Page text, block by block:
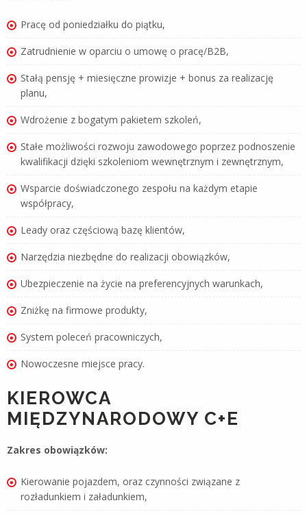
Pracę od poniedziałku do piątku,
Zatrudnienie w oparciu o umowę o pracę/B2B,
Stałą pensję + miesięczne prowizje + bonus za realizację
planu,
Wdrożenie z bogatym pakietem szkoleń,
Stałe możliwości rozwoju zawodowego poprzez podnoszenie
kwalifikacji dzięki szkoleniom wewnętrznym i zewnętrznym,
Wsparcie doświadczonego zespołu na każdym etapie
współpracy,
Leady oraz częściową bazę klientów,
Narzędzia niezbędne do realizacji obowiązków,
Ubezpieczenie na życie na preferencyjnych warunkach,
Zniżkę na firmowe produkty,
System poleceń pracowniczych,
Nowoczesne miejsce pracy.
KIEROWCA
MIĘDZYNARODOWY C+E
Zakres obowiązków:
Kierowanie pojazdem, oraz czynności związane z
rozładunkiem i załadunkiem,